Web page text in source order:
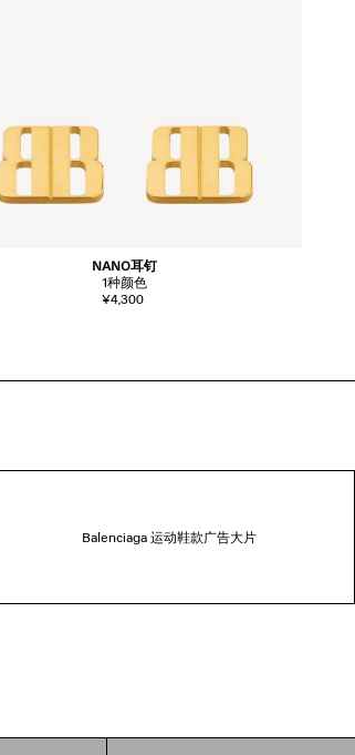
NANO耳钉
1种颜色
¥4,300
Balenciaga 运动鞋款广告大片